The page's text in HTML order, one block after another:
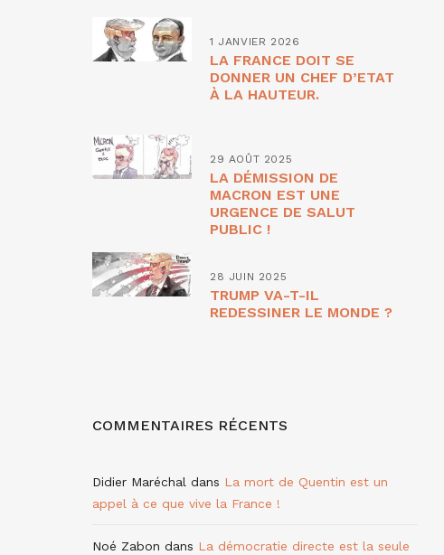
1 JANVIER 2026
LA FRANCE DOIT SE
DONNER UN CHEF D’ETAT
À LA HAUTEUR.
29 AOÛT 2025
LA DÉMISSION DE
MACRON EST UNE
URGENCE DE SALUT
PUBLIC !
28 JUIN 2025
TRUMP VA-T-IL
REDESSINER LE MONDE ?
COMMENTAIRES RÉCENTS
Didier Maréchal dans La mort de Quentin est un
appel à ce que vive la France !
Noé Zabon dans La démocratie directe est la seule